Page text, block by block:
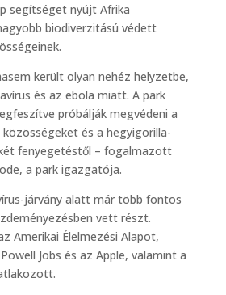
segítséget nyújt Afrika
biodiverzitású védett
került olyan nehéz helyzetbe,
és az ebola miatt. A park
próbálják megvédeni a
közösségeket és a hegyigorilla-
fenyegetéstől – fogalmazott
a park igazgatója.
járvány alatt már több fontos
vett részt.
Amerikai Élelmezési Alapot,
Jobs és az Apple, valamint a